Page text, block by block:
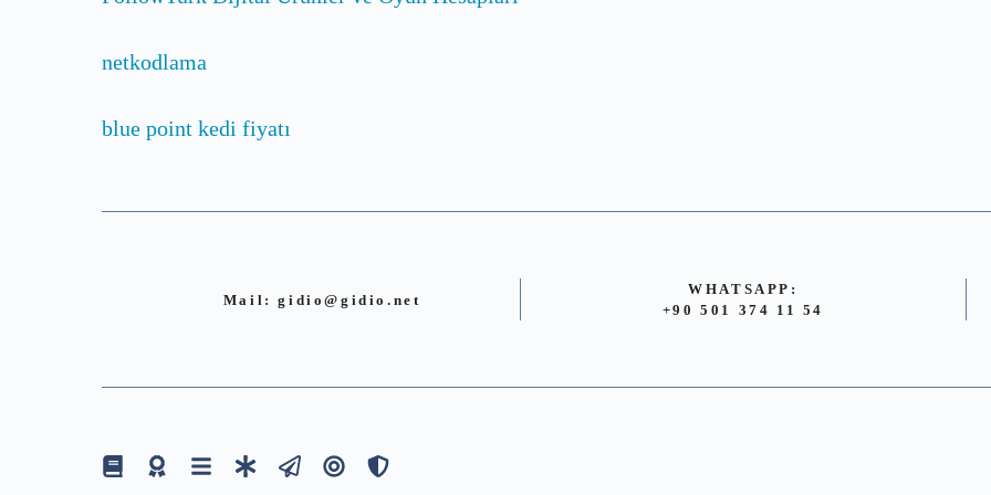
netkodlama
blue point kedi fiyatı
Mail: gidio@gidio.net
WHATSAPP:
+90 501 374 11 54